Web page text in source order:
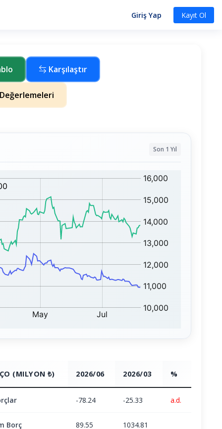
Giriş Yap Kayıt Ol
Karşılaştır
Son 1 Yıl
(MILYON ₺) 2026/06 2026/03 %
-78.24 -25.33 a.d.
Borç 89.55 1034.81